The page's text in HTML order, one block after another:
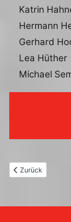
Katrin
Hermann
Gerhard
Lea Hüther
Michael
Vorheriger
Zurück